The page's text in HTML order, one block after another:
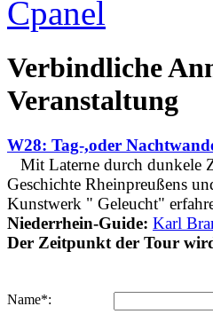
Cpanel
Verbindliche
Veranstaltung
W28: Tag-,oder
Mit Laterne durch dunkele
Geschichte Rheinpreußens
Kunstwerk " Geleucht"
Niederrhein-Guide: Karl
Der Zeitpunkt der Tour
Name*: